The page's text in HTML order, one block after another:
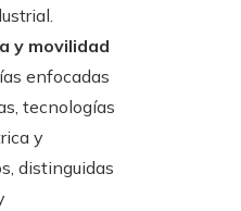
y movilidad
enfocadas
tecnologías
y
distinguidas